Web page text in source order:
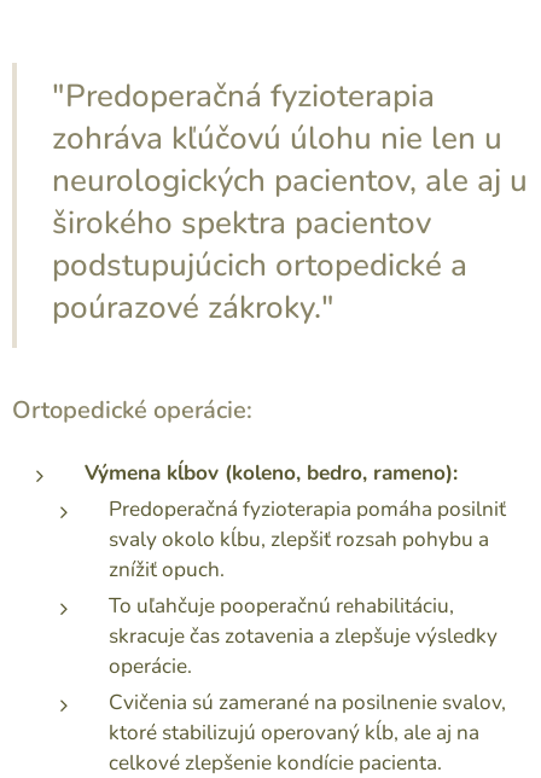
"Predoperačná fyzioterapia
zohráva kľúčovú úlohu nie len u
neurologických pacientov, ale aj u
širokého spektra pacientov
podstupujúcich ortopedické a
poúrazové zákroky."
Ortopedické operácie:
Výmena kĺbov (koleno, bedro, rameno):
Predoperačná fyzioterapia pomáha posilniť
svaly okolo kĺbu, zlepšiť rozsah pohybu a
znížiť opuch.
To uľahčuje pooperačnú rehabilitáciu,
skracuje čas zotavenia a zlepšuje výsledky
operácie.
Cvičenia sú zamerané na posilnenie svalov,
ktoré stabilizujú operovaný kĺb, ale aj na
celkové zlepšenie kondície pacienta.